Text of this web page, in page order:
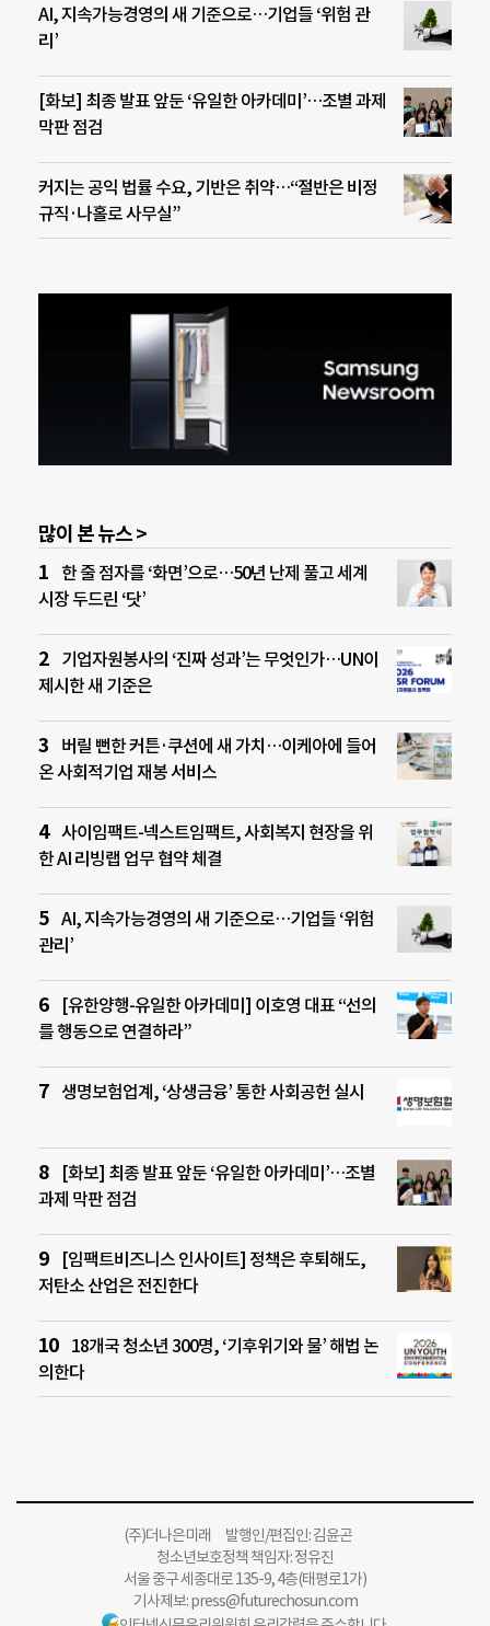
AI, 지속가능경영의 새 기준으로…기업들 ‘위험 관
리’
[화보] 최종 발표 앞둔 ‘유일한 아카데미’…조별 과제
막판 점검
커지는 공익 법률 수요, 기반은 취약…“절반은 비정
규직·나홀로 사무실”
많이 본 뉴스 >
한 줄 점자를 ‘화면’으로…50년 난제 풀고 세계
시장 두드린 ‘닷’
기업자원봉사의 ‘진짜 성과’는 무엇인가…UN이
제시한 새 기준은
버릴 뻔한 커튼·쿠션에 새 가치…이케아에 들어
온 사회적기업 재봉 서비스
사이임팩트-넥스트임팩트, 사회복지 현장을 위
한 AI 리빙랩 업무 협약 체결
AI, 지속가능경영의 새 기준으로…기업들 ‘위험
관리’
[유한양행-유일한 아카데미] 이호영 대표 “선의
를 행동으로 연결하라”
생명보험업계, ‘상생금융’ 통한 사회공헌 실시
[화보] 최종 발표 앞둔 ‘유일한 아카데미’…조별
과제 막판 점검
[임팩트비즈니스 인사이트] 정책은 후퇴해도,
저탄소 산업은 전진한다
18개국 청소년 300명, ‘기후위기와 물’ 해법 논
의한다
(주)더나은미래 발행인/편집인: 김윤곤
청소년보호정책 책임자: 정유진
서울 중구 세종대로 135-9, 4층(태평로1가)
기사제보:press@futurechosun.com